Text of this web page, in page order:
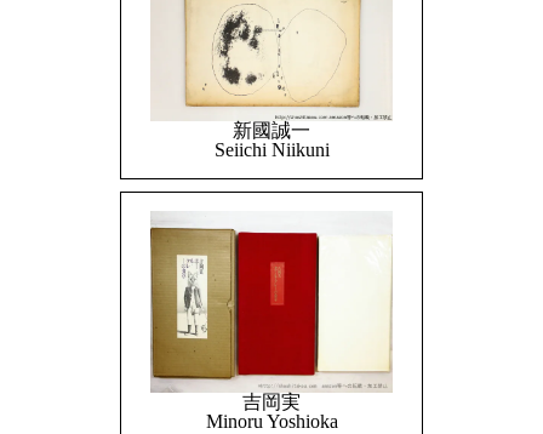
新國誠一
Seiichi Niikuni
吉岡実
Minoru Yoshioka